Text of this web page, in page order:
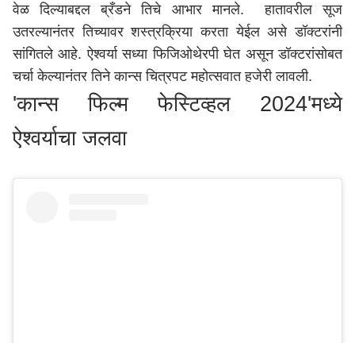
वेळ दिल्याबद्दल ब्रँडने तिचे आभार मानले. हातावरील सूज
उतरल्यानंतर तिच्यावर शस्त्रक्रिया करता येईल असे डॉक्टरांनी
सांगितले आहे. ऐश्वर्या सध्या फिजिओथेरपी घेत असून डॉक्टरांसोबत
चर्चा केल्यानंतर तिने कान्स चित्रपट महोत्सवात हजेरी लावली.
'कान्स फिल्म फेस्टिव्हल 2024'मध्ये
ऐश्वर्याचा जलवा